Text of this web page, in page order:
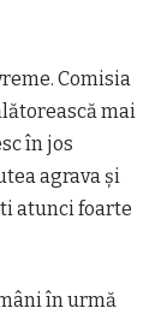
Comisia
mai
în jos
agrava și
atunci foarte
în urmă